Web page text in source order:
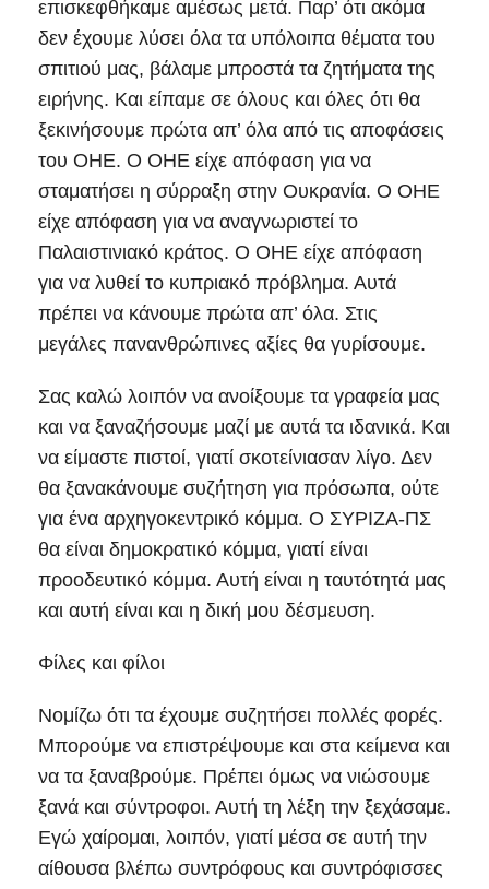
επισκεφθήκαμε αμέσως μετά. Παρ’ ότι ακόμα
δεν έχουμε λύσει όλα τα υπόλοιπα θέματα του
σπιτιού μας, βάλαμε μπροστά τα ζητήματα της
ειρήνης. Και είπαμε σε όλους και όλες ότι θα
ξεκινήσουμε πρώτα απ’ όλα από τις αποφάσεις
του ΟΗΕ. Ο ΟΗΕ είχε απόφαση για να
σταματήσει η σύρραξη στην Ουκρανία. Ο ΟΗΕ
είχε απόφαση για να αναγνωριστεί το
Παλαιστινιακό κράτος. Ο ΟΗΕ είχε απόφαση
για να λυθεί το κυπριακό πρόβλημα. Αυτά
πρέπει να κάνουμε πρώτα απ’ όλα. Στις
μεγάλες πανανθρώπινες αξίες θα γυρίσουμε.
Σας καλώ λοιπόν να ανοίξουμε τα γραφεία μας
και να ξαναζήσουμε μαζί με αυτά τα ιδανικά. Και
να είμαστε πιστοί, γιατί σκοτείνιασαν λίγο. Δεν
θα ξανακάνουμε συζήτηση για πρόσωπα, ούτε
για ένα αρχηγοκεντρικό κόμμα. Ο ΣΥΡΙΖΑ-ΠΣ
θα είναι δημοκρατικό κόμμα, γιατί είναι
προοδευτικό κόμμα. Αυτή είναι η ταυτότητά μας
και αυτή είναι και η δική μου δέσμευση.
Φίλες και φίλοι
Νομίζω ότι τα έχουμε συζητήσει πολλές φορές.
Μπορούμε να επιστρέψουμε και στα κείμενα και
να τα ξαναβρούμε. Πρέπει όμως να νιώσουμε
ξανά και σύντροφοι. Αυτή τη λέξη την ξεχάσαμε.
Εγώ χαίρομαι, λοιπόν, γιατί μέσα σε αυτή την
αίθουσα βλέπω συντρόφους και συντρόφισσες